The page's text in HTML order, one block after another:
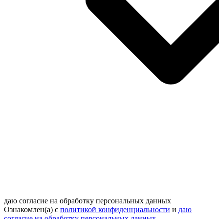
даю согласие на обработку персональных данных
Ознакомлен(а) с политикой конфиденциальности и даю